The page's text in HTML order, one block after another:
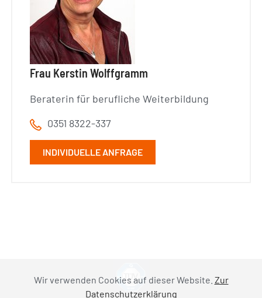
Wir verwenden Cookies auf dieser Website. Zur
Datenschutzerklärung
Frau Kerstin Wolffgramm
Beraterin für berufliche Weiterbildung
0351 8322-337
INDIVIDUELLE ANFRAGE